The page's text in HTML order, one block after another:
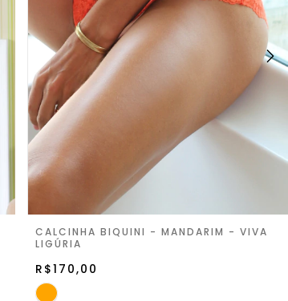
CALCINHA BIQUINI - MANDARIM - VIVA
LIGÚRIA
R$170,00